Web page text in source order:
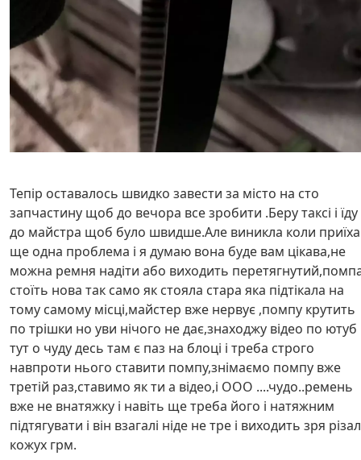
Тепір оставалось швидко завести за місто на сто
запчастину щоб до вечора все зробити .Беру таксі і їду
до майстра щоб було швидше.Але виникла коли
ще одна проблема і я думаю вона буде вам цікава,не
можна ремня надіти або виходить
стоїть нова так само як стояла стара яка підтікала на
тому самому місці,майстер вже нервує ,помпу крутить
по трішки но уви нічого не дає,знаходжу відео по ютуб
тут о чуду десь там є паз на блоці і треба строго
навпроти нього ставити помпу,знімаємо помпу вже
третій раз,ставимо як ти а відео,і ООО ....чудо..ремень
вже не внатяжку і навіть ще треба його і натяжним
підтягувати і він взагалі ніде не тре і виходить зря
кожух грм.